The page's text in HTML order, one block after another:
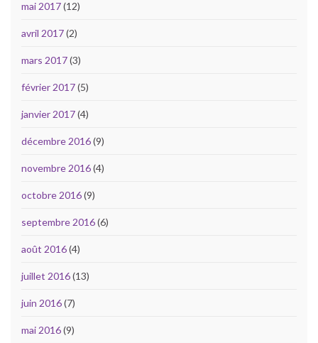
mai 2017(12)
avril 2017(2)
mars 2017(3)
février 2017(5)
janvier 2017(4)
décembre 2016(9)
novembre 2016(4)
octobre 2016(9)
septembre 2016(6)
août 2016(4)
juillet 2016(13)
juin 2016(7)
mai 2016(9)